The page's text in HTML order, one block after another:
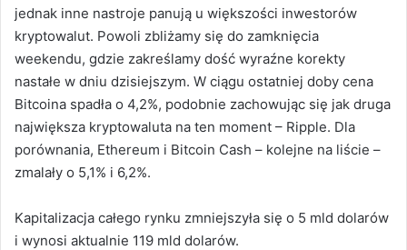
jednak inne nastroje panują u większości inwestorów
kryptowalut. Powoli zbliżamy się do zamknięcia
weekendu, gdzie zakreślamy dość wyraźne korekty
nastałe w dniu dzisiejszym. W ciągu ostatniej doby cena
Bitcoina spadła o 4,2%, podobnie zachowując się jak druga
największa kryptowaluta na ten moment – Ripple. Dla
porównania, Ethereum i Bitcoin Cash – kolejne na liście –
zmalały o 5,1% i 6,2%.
Kapitalizacja całego rynku zmniejszyła się o 5 mld dolarów
i wynosi aktualnie 119 mld dolarów.